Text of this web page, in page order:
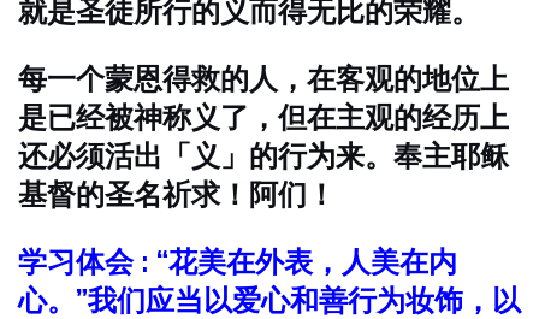
就是圣徒所行的义而得无比的荣耀。
每一个蒙恩得救的人，在客观的地位上
是已经被神称义了，但在主观的经历上
还必须活出「义」的行为来。奉主耶稣
基督的圣名祈求！阿们！
学习体会 : “花美在外表，人美在内
心。”我们应当以爱心和善行为妆饰，以